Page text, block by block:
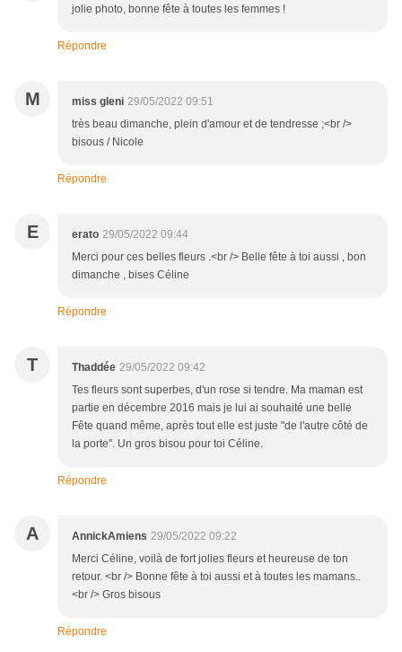
jolie photo, bonne fête à toutes les femmes !
Répondre
M miss gleni 29/05/2022 09:51
très beau dimanche, plein d'amour et de tendresse ;<br />
bisous / Nicole
Répondre
E erato 29/05/2022 09:44
Merci pour ces belles fleurs .<br /> Belle fête à toi aussi , bon
dimanche , bises Céline
Répondre
T Thaddée 29/05/2022 09:42
Tes fleurs sont superbes, d'un rose si tendre. Ma maman est
partie en décembre 2016 mais je lui ai souhaité une belle
Fête quand même, après tout elle est juste "de l'autre côté de
la porte". Un gros bisou pour toi Céline.
Répondre
A AnnickAmiens 29/05/2022 09:22
Merci Céline, voilà de fort jolies fleurs et heureuse de ton
retour. <br /> Bonne fête à toi aussi et à toutes les mamans..
<br /> Gros bisous
Répondre